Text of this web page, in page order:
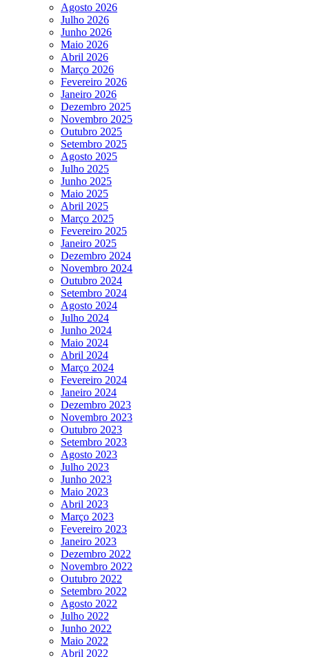
Agosto 2026
Julho 2026
Junho 2026
Maio 2026
Abril 2026
Março 2026
Fevereiro 2026
Janeiro 2026
Dezembro 2025
Novembro 2025
Outubro 2025
Setembro 2025
Agosto 2025
Julho 2025
Junho 2025
Maio 2025
Abril 2025
Março 2025
Fevereiro 2025
Janeiro 2025
Dezembro 2024
Novembro 2024
Outubro 2024
Setembro 2024
Agosto 2024
Julho 2024
Junho 2024
Maio 2024
Abril 2024
Março 2024
Fevereiro 2024
Janeiro 2024
Dezembro 2023
Novembro 2023
Outubro 2023
Setembro 2023
Agosto 2023
Julho 2023
Junho 2023
Maio 2023
Abril 2023
Março 2023
Fevereiro 2023
Janeiro 2023
Dezembro 2022
Novembro 2022
Outubro 2022
Setembro 2022
Agosto 2022
Julho 2022
Junho 2022
Maio 2022
Abril 2022